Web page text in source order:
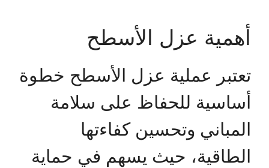
أهمية عزل الأسطح
تعتبر عملية عزل الأسطح خطوة
أساسية للحفاظ على سلامة
المباني وتحسين كفاءتها
الطاقية، حيث يسهم في حماية